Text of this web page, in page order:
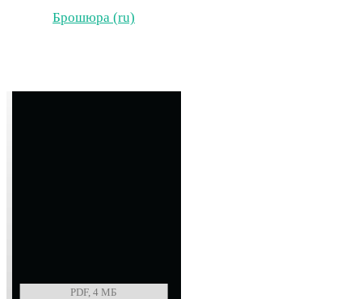
Брошюра (ru)
PDF, 4 МБ